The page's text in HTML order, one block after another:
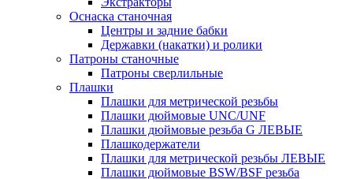
Оснаска станочная
Центры и задние бабки
Державки (накатки) и ролики
Патроны станочные
Патроны сверлильные
Плашки
Плашки для метрической резьбы
Плашки дюймовые UNC/UNF
Плашки дюймовые резьба G ЛЕВЫЕ
Плашкодержатели
Плашки для метрической резьбы ЛЕВЫЕ
Плашки дюймовые BSW/BSF резьба